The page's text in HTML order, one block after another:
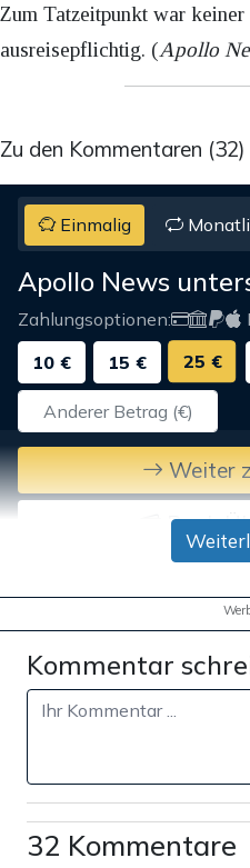
Zum Tatzeitpunkt war
ausreisepflichtig. (Apollo
Zu den Kommentaren (32)
Einmalig
Apollo News
Zahlungsoptionen:
10 €
15 € 25 €
Weiter
Bank-
Kommentar
32 Kommentare